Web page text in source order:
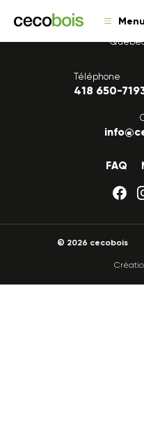
Menu
1175, avenue
Québec
Téléphone
418 650-
FAQ
© 2026 cecobois